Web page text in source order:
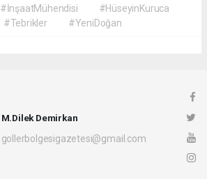
#İnşaatMühendisi
#HüseyinKuruca
#Tebrikler #YeniDoğan
M.Dilek Demirkan
gollerbolgesigazetesi@gmail.com